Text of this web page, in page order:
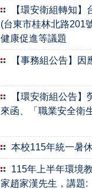
【環安衛組轉知
(台東市桂林北路201
健康促進等議題
【事務組公告】
【環安衛組公告
來函、「職業安全衛
本校115年統一暑
115年上半年環境
家趙家漢先生，講題: